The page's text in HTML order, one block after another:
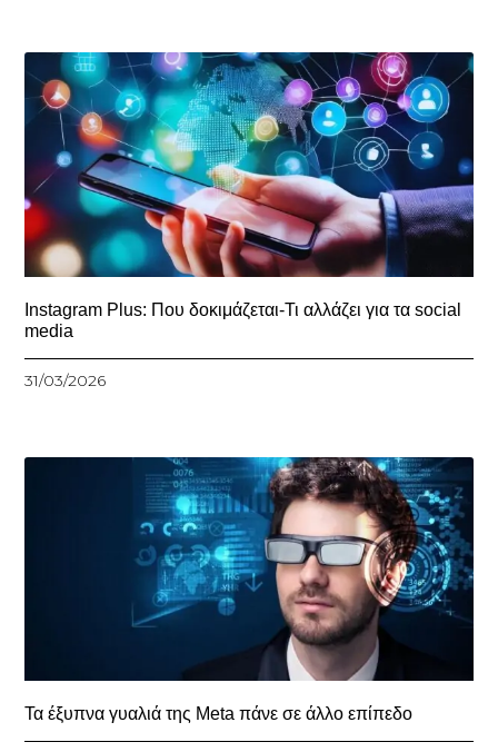
Instagram Plus: Που δοκιμάζεται-Τι αλλάζει για τα social
media
31/03/2026
Τα έξυπνα γυαλιά της Meta πάνε σε άλλο επίπεδο